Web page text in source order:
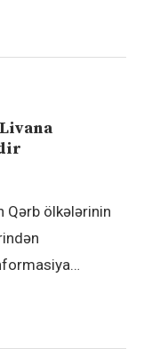
Qərb ölkələrinin